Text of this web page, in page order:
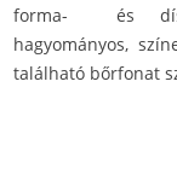
forma- és
hagyományos,
található bőrfonat